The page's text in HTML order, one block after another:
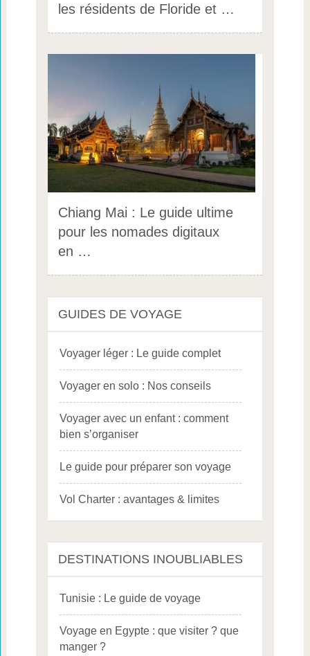
les résidents de Floride et …
Chiang Mai : Le guide ultime
pour les nomades digitaux
en …
GUIDES DE VOYAGE
Voyager léger : Le guide complet
Voyager en solo : Nos conseils
Voyager avec un enfant : comment
bien s’organiser
Le guide pour préparer son voyage
Vol Charter : avantages & limites
DESTINATIONS INOUBLIABLES
Tunisie : Le guide de voyage
Voyage en Egypte : que visiter ? que
manger ?